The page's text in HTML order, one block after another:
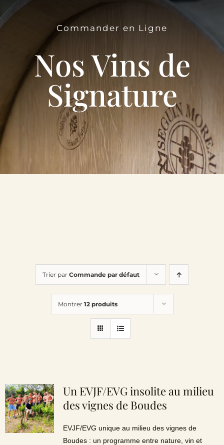
Le Domaine
Œnotourisme
Acheter en ligne
Actualités
Contactez-nous
Commander en Ligne
Nos Vins de
Signature
Trier par Commande par défaut
Montrer 12 produits
Un EVJF/EVG insolite au milieu
des vignes de Boudes
EVJF/EVG unique au milieu des vignes de
Boudes : un programme entre nature, vin et